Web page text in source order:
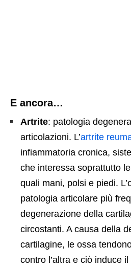
E ancora…
Artrite: patologia
articolazioni. L’artrite
infiammatoria cronica,
che interessa soprattutto
quali mani, polsi e piedi.
patologia articolare più
degenerazione della
circostanti. A causa della
cartilagine, le ossa
contro l’altra e ciò induce